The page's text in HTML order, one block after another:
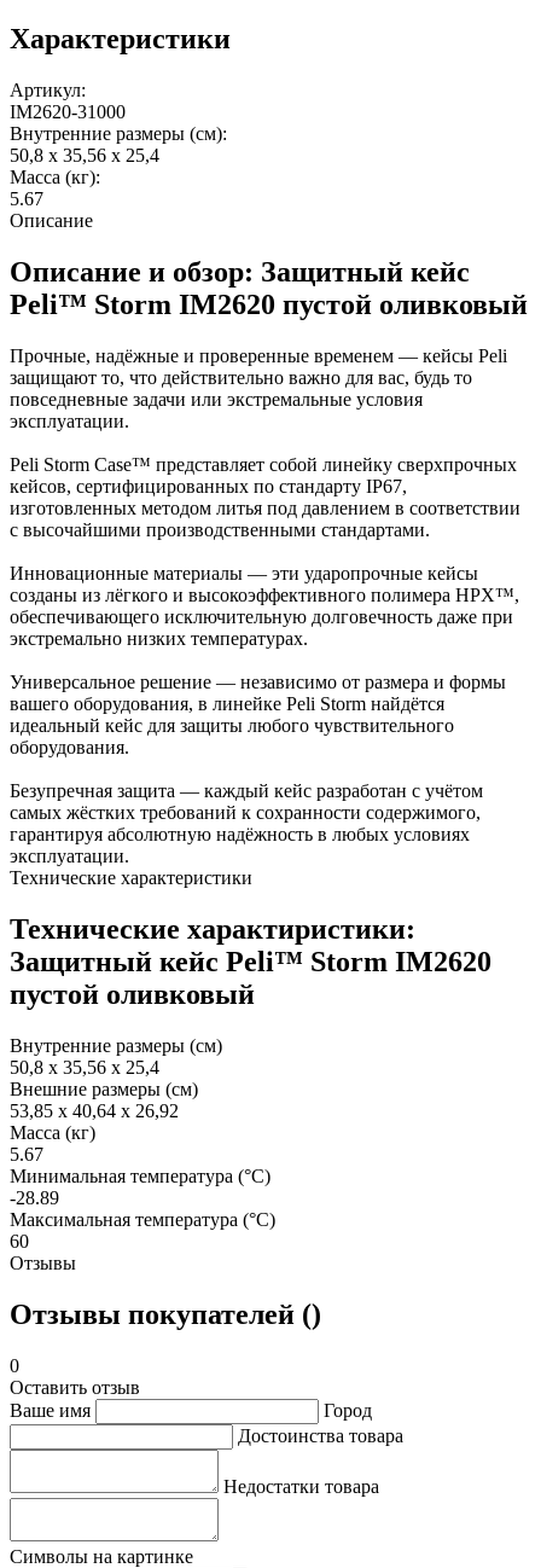
Характеристики
Артикул:
IM2620-31000
Внутренние размеры (см):
50,8 x 35,56 x 25,4
Масса (кг):
5.67
Описание
Описание и обзор: Защитный кейс
Peli™ Storm IM2620 пустой оливковый
Прочные, надёжные и проверенные временем — кейсы Peli
защищают то, что действительно важно для вас, будь то
повседневные задачи или экстремальные условия
эксплуатации.
Peli Storm Case™ представляет собой линейку сверхпрочных
кейсов, сертифицированных по стандарту IP67,
изготовленных методом литья под давлением в соответствии
с высочайшими производственными стандартами.
Инновационные материалы — эти ударопрочные кейсы
созданы из лёгкого и высокоэффективного полимера HPX™,
обеспечивающего исключительную долговечность даже при
экстремально низких температурах.
Универсальное решение — независимо от размера и формы
вашего оборудования, в линейке Peli Storm найдётся
идеальный кейс для защиты любого чувствительного
оборудования.
Безупречная защита — каждый кейс разработан с учётом
самых жёстких требований к сохранности содержимого,
гарантируя абсолютную надёжность в любых условиях
эксплуатации.
Технические характеристики
Технические характиристики:
Защитный кейс Peli™ Storm IM2620
пустой оливковый
Внутренние размеры (см)
50,8 x 35,56 x 25,4
Внешние размеры (см)
53,85 x 40,64 x 26,92
Масса (кг)
5.67
Минимальная температура (°C)
-28.89
Максимальная температура (°C)
60
Отзывы
Отзывы покупателей ()
0
Оставить отзыв
Ваше имя
Город
Достоинства товара
Недостатки товара
Символы на картинке